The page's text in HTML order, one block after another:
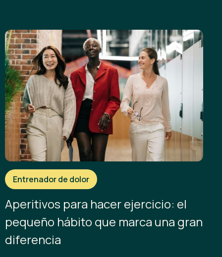
Entrenador de dolor
Aperitivos para hacer ejercicio: el
pequeño hábito que marca una gran
diferencia